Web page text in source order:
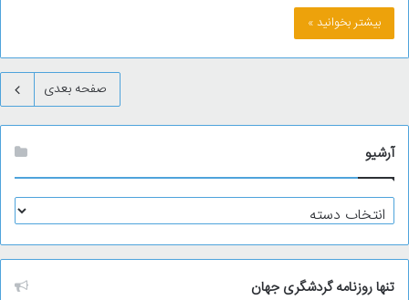
بیشتر بخوانید »
صفحه بعدی
آرشیو
آ
ر
ش
ی
و
تنها روزنامه گردشگری جهان